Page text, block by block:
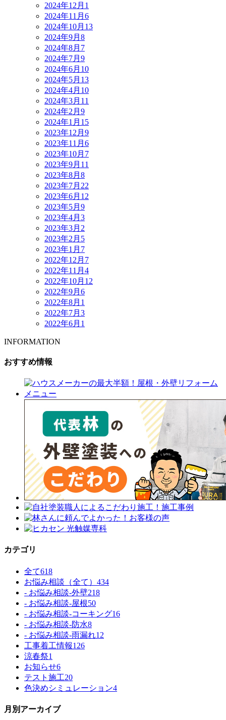
2024年12月 1
2024年11月 6
2024年10月 13
2024年9月 8
2024年8月 7
2024年7月 9
2024年6月 10
2024年5月 13
2024年4月 10
2024年3月 11
2024年2月 9
2024年1月 15
2023年12月 9
2023年11月 6
2023年10月 7
2023年9月 11
2023年8月 8
2023年7月 22
2023年6月 12
2023年5月 9
2023年4月 3
2023年3月 2
2023年2月 5
2023年1月 7
2022年12月 7
2022年11月 4
2022年10月 12
2022年9月 6
2022年8月 1
2022年7月 3
2022年6月 1
INFORMATION
おすすめ情報
カテゴリ
全て618
お悩み相談（全て） 434
- お悩み相談-外壁218
- お悩み相談-屋根50
- お悩み相談-コーキング16
- お悩み相談-防水8
- お悩み相談-雨漏れ12
工事着工情報126
涼春祭1
お知らせ6
テスト施工20
色決めシミュレーション4
月別アーカイブ